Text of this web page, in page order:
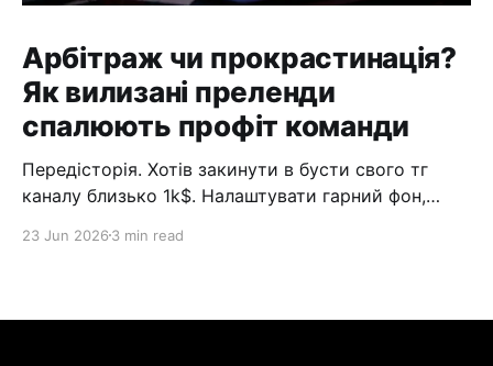
Арбітраж чи прокрастинація?
Як вилизані преленди
спалюють профіт команди
Передісторія. Хотів закинути в бусти свого тг
каналу близько 1k$. Налаштувати гарний фон,
зупинився. Увімкнув математику й зрозумів:
дійшло: ТГ-канали — верхівка айсберга. Ця
23 Jun 2026 3 min read